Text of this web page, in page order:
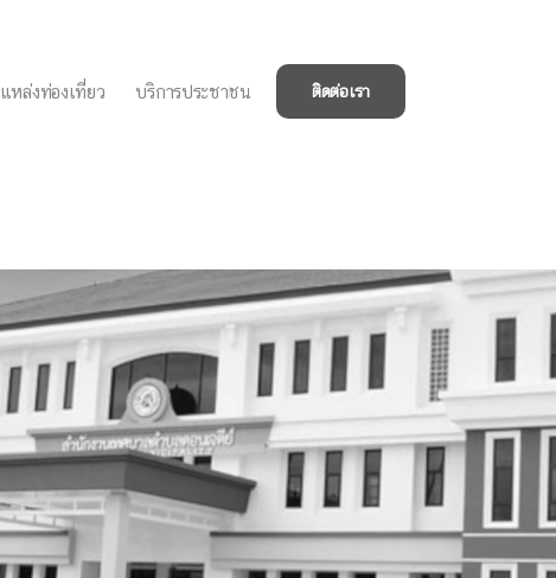
แหล่งท่องเที่ยว บริการประชาชน ติดต่อเรา